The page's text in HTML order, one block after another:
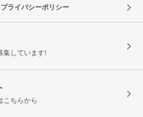
プライバシーポリシー
集しています!
こちらから